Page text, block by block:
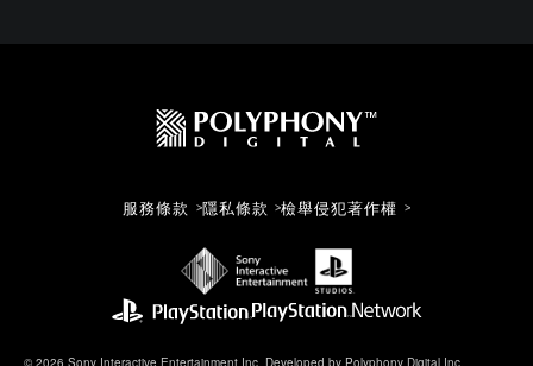
服務條款 隱私條款 檢舉侵犯著作權
© 2026 Sony Interactive Entertainment Inc. Developed by Polyphony Digital Inc.